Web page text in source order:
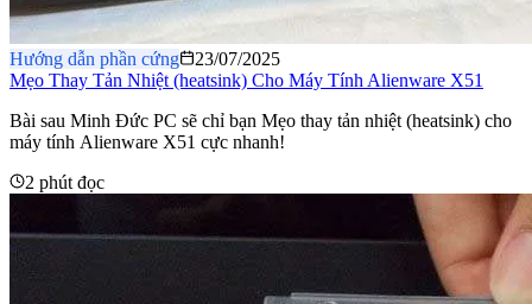
Hướng dẫn phần cứng
23/07/2025
Mẹo Thay Tản Nhiệt (heatsink) Cho Máy Tính Alienware X51
Bài sau Minh Đức PC sẽ chỉ bạn Mẹo thay tản nhiệt (heatsink) cho
máy tính Alienware X51 cực nhanh!
2 phút đọc